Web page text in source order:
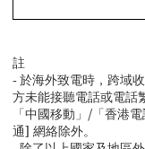
註
-於海外致電時，跨域
方未能接聽電話或電話
「中國移動」 /「香港電
通] 網絡除外。